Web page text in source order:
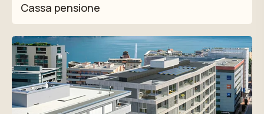
Cassa pensione